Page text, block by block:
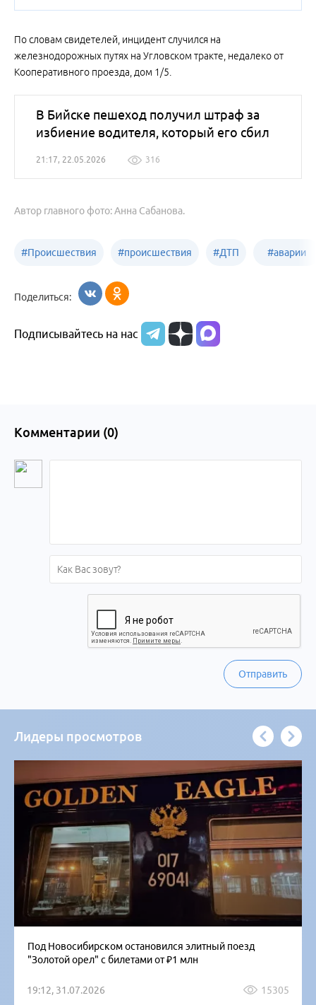
По словам свидетелей, инцидент случился на
железнодорожных путях на Угловском тракте, недалеко от
Кооперативного проезда, дом 1/5.
В Бийске пешеход получил штраф за
избиение водителя, который его сбил
21:17, 22.05.2026 316
Автор главного фото: Анна Сабанова.
#Происшествия #происшествия
Алтайский край
#ДТП #аварии
Поделиться:
Подписывайтесь на нас
Комментарии (0)
Отправить
Лидеры просмотров
Под Новосибирском остановился элитный поезд
"Золотой орел" с билетами от ₽1 млн
19:12, 31.07.2026 15305